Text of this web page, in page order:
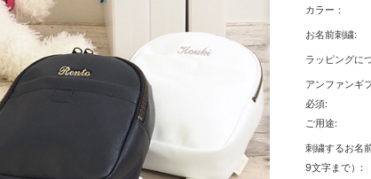
カラー：
お名前刺繍:
ラッピングに
アンファンギ
必須:
ご用途:
刺繍するお名
9文字まで）: